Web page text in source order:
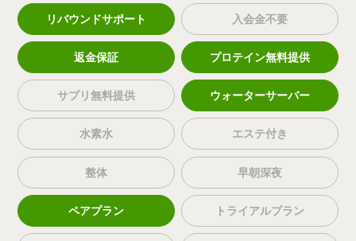
リバウンドサポート 入会金不要
返金保証 プロテイン無料提供
サプリ無料提供 ウォーターサーバー
水素水 エステ付き
整体 早朝深夜
ペアプラン トライアルプラン